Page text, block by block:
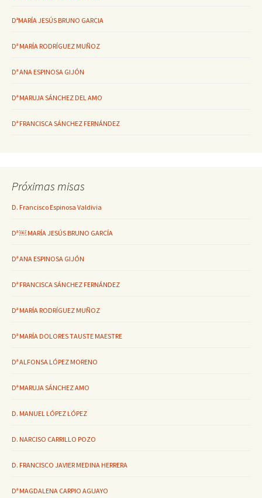
DªMARÍA JESÚS BRUNO GARCIA
Dª MARÍA RODRÍGUEZ MUÑOZ
Dª ANA ESPINOSA GIJÓN
Dª MARUJA SÁNCHEZ DEL AMO
Dª FRANCISCA SÁNCHEZ FERNÁNDEZ
Próximas misas
D. Francisco Espinosa Valdivia
Dª ￼ MARÍA JESÚS BRUNO GARCÍA
Dª ANA ESPINOSA GIJÓN
Dª FRANCISCA SÁNCHEZ FERNÁNDEZ
Dª MARÍA RODRÍGUEZ MUÑOZ
Dª MARÍA DOLORES TAUSTE MAESTRE
Dª ALFONSA LÓPEZ MORENO
Dª MARUJA SÁNCHEZ AMO
D. MANUEL LÓPEZ LÓPEZ
D. NARCISO CARRILLO POZO
D. FRANCISCO JAVIER MEDINA HERRERA
Dª MAGDALENA CARPIO AGUAYO